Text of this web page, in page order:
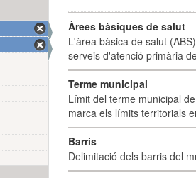
Àrees bàsiques de salut
L'àrea bàsica de salut
serveis d'atenció primària
Terme municipal
Límit del terme municipal
marca els límits territorials
Barris
Delimitació dels barris del